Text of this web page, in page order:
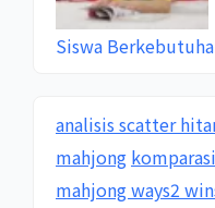
Siswa
analisis scatter
mahjong
mahjong ways2